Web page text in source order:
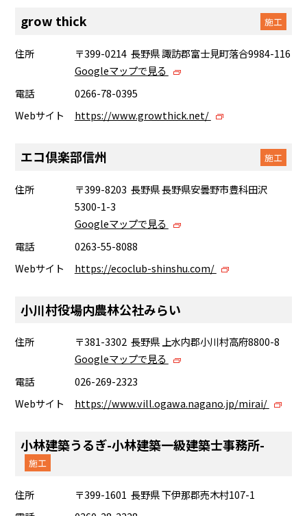
grow thick 施工
住所
〒399-0214 長野県 諏訪郡富士見町落合9984-116
Googleマップで見る
電話
0266-78-0395
Webサイト
https://www.growthick.net/
エコ倶楽部信州 施工
住所
〒399-8203 長野県 長野県安曇野市豊科田沢
5300-1-3
Googleマップで見る
電話
0263-55-8088
Webサイト
https://ecoclub-shinshu.com/
小川村役場内農林公社みらい
住所
〒381-3302 長野県 上水内郡小川村高府8800-8
Googleマップで見る
電話
026-269-2323
Webサイト
https://www.vill.ogawa.nagano.jp/mirai/
小林建築うるぎ-小林建築一級建築士事務所-
施工
住所
〒399-1601 長野県 下伊那郡売木村107-1